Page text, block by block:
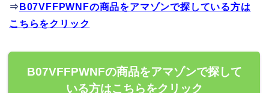
⇒ B07VFFPWNFの商品をアマゾンで探している方は
こちらをクリック
B07VFFPWNFの商品をアマゾンで探して
いる方はこちらをクリック